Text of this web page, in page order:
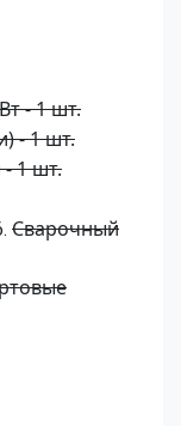
- 1 шт.
- 1 шт.
1 шт.
Сварочный